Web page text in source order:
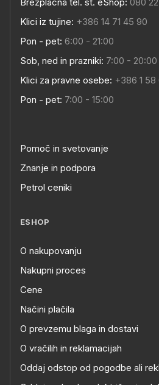
Klici iz tujine: +386 14 71 45 90
Pon - pet: 6:00 - 21:00
Sob, ned in prazniki: 7:00 - 20:00
Klici za pravne osebe: +386 1
Pon - pet: 7:00 - 15:00
Pomoč in svetovanje
Znanje in podpora
Petrol ceniki
ESHOP
O nakupovanju
Nakupni proces
Cene
Načini plačila
O prevzemu blaga in dostavi
O vračilih in reklamacijah
Oddaj odstop od pogodbe ali